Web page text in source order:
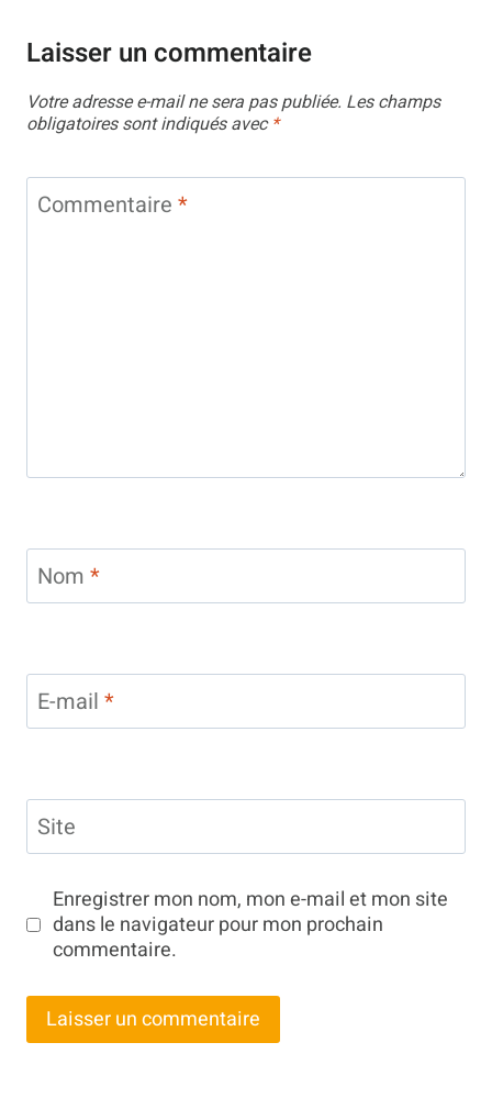
Laisser un commentaire
Votre adresse e-mail ne sera pas publiée. Les champs
obligatoires sont indiqués avec*
Commentaire *
Nom *
E-mail *
Site
Enregistrer mon nom, mon e-mail et mon site
dans le navigateur pour mon prochain
commentaire.